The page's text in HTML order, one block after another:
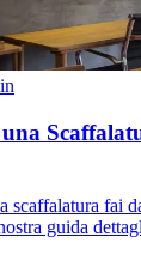
scaffalatura fai
guida